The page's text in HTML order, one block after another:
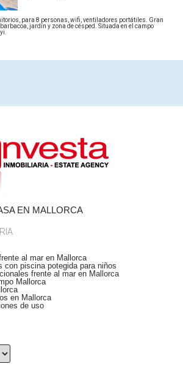
para 8 personas, wifi, ventiladores portátiles. Gran
jardín y zona de césped. Situada en el campo
EN MALLORCA
al mar en Mallorca
con piscina potegida para niños
frente al mar en Mallorca
Mallorca
en Mallorca
de uso